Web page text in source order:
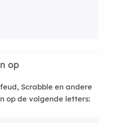
op
Scrabble en andere
op de volgende letters: